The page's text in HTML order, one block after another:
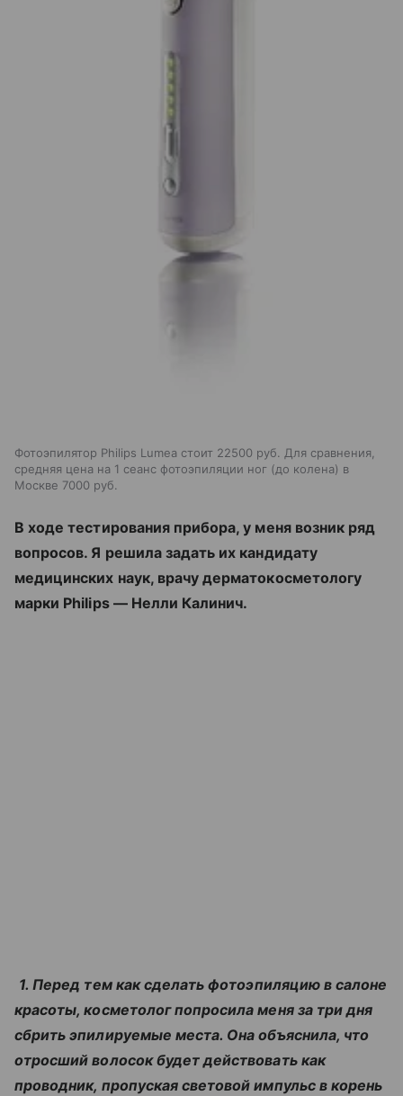
Фотоэпилятор Philips Lumea стоит 22500 руб. Для сравнения,
средняя цена на 1 сеанс фотоэпиляции ног (до колена) в
Москве 7000 руб.
В ходе тестирования прибора, у меня возник ряд
вопросов. Я решила задать их кандидату
медицинских наук, врачу дерматокосметологу
марки Philips — Нелли Калинич.
1. Перед тем как сделать фотоэпиляцию в салоне
красоты, косметолог попросила меня за три дня
сбрить эпилируемые места. Она объяснила, что
отросший волосок будет действовать как
проводник, пропуская световой импульс в корень